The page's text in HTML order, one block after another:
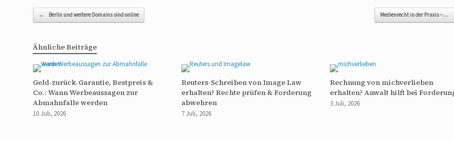
Beitragsnavigation
← Berlin und weitere Domains sind online Medienrecht in der Praxis –…
Ähnliche Beiträge
Geld-zurück-Garantie, Bestpreis &
Co.: Wann Werbeaussagen zur
Abmahnfalle werden
10 Juli, 2026
Reuters-Schreiben von Image Law
erhalten? Rechte prüfen & Forderung
abwehren
7 Juli, 2026
Rechnung von michverlieben
erhalten? Anwalt hilft bei
3 Juli, 2026